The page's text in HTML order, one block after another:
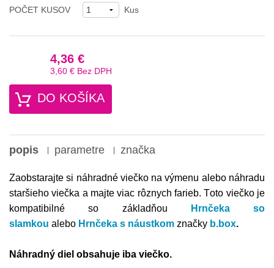
POČET KUSOV Kus
4,36 €
3,60 € Bez DPH
DO KOŠÍKA
popis parametre značka
Zaobstarajte si náhradné viečko na výmenu alebo náhradu
staršieho viečka a majte viac rôznych farieb. Toto viečko je
kompatibilné so základňou
Hrnčeka so
slamkou alebo Hrnčeka s náustkom značky b.box.
Náhradný diel obsahuje iba viečko.